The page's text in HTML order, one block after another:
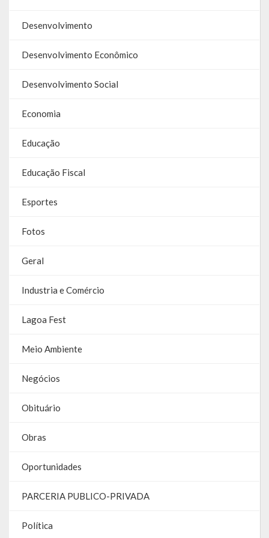
Covid 19
Publicações Oficiais
SIAFIC
Contas
Prestação de Contas
Demonstrativos Contábeis
Legislativo
Desenvolvimento
Desenvolvimento Econômico
Desenvolvimento Social
Economia
Educação
Educação Fiscal
Esportes
Fotos
Geral
Industria e Comércio
Lagoa Fest
Meio Ambiente
Negócios
Obituário
Obras
Oportunidades
PARCERIA PUBLICO-PRIVADA
Política